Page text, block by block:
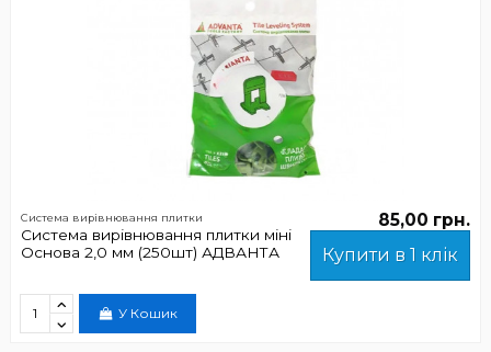
Система вирівнювання плитки
Система вирівнювання плитки міні
Основа 2,0 мм (250шт) АДВАНТА
85,00 грн.
Купити в 1 клік
У Кошик